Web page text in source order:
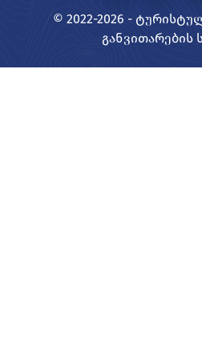
© 2022-2026 -
განვითარების